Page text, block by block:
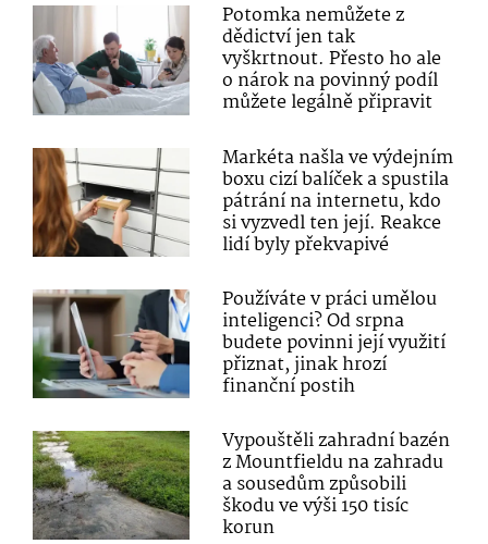
Potomka nemůžete z
dědictví jen tak
vyškrtnout. Přesto ho ale
o nárok na povinný podíl
můžete legálně připravit
Markéta našla ve výdejním
boxu cizí balíček a spustila
pátrání na internetu, kdo
si vyzvedl ten její. Reakce
lidí byly překvapivé
Používáte v práci umělou
inteligenci? Od srpna
budete povinni její využití
přiznat, jinak hrozí
finanční postih
Vypouštěli zahradní bazén
z Mountfieldu na zahradu
a sousedům způsobili
škodu ve výši 150 tisíc
korun